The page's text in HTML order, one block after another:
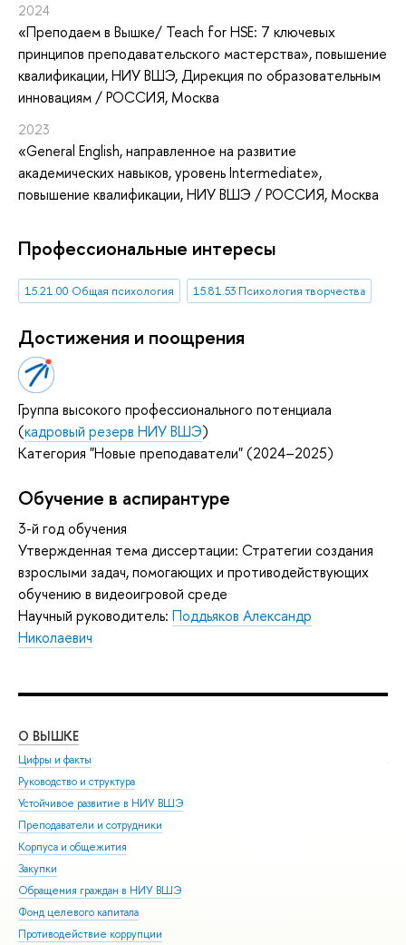
2024
«Преподаем в Вышке/ Teach for HSE: 7 ключевых
принципов преподавательского мастерства», повышение
квалификации, НИУ ВШЭ, Дирекция по образовательным
инновациям / РОССИЯ, Москва
2023
«General English, направленное на развитие
академических навыков, уровень Intermediate»,
повышение квалификации, НИУ ВШЭ / РОССИЯ, Москва
Профессиональные интересы
15.21.00 Общая психология 15.81.53 Психология творчества
Достижения и поощрения
Группа высокого профессионального потенциала
(кадровый резерв НИУ ВШЭ)
Категория "Новые преподаватели" (2024–2025)
Обучение в аспирантуре
3-й год обучения
Утвержденная тема диссертации: Стратегии создания
взрослыми задач, помогающих и противодействующих
обучению в видеоигровой среде
Научный руководитель: Поддьяков Александр
Николаевич
О ВЫШКЕ
Цифры и факты
Руководство и структура
Устойчивое развитие в НИУ ВШЭ
Преподаватели и сотрудники
Корпуса и общежития
Закупки
Обращения граждан в НИУ ВШЭ
Фонд целевого капитала
Противодействие коррупции